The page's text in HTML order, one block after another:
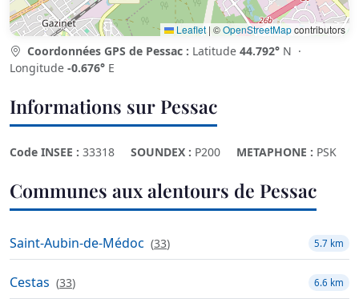
Leaflet | ©OpenStreetMapcontributors
Coordonnées GPS de Pessac : Latitude 44.792° N ·
Longitude -0.676° E
Informations sur Pessac
Code INSEE : 33318 SOUNDEX : P200 METAPHONE : PSK
Communes aux alentours de Pessac
Saint-Aubin-de-Médoc (33) 5.7 km
Cestas (33) 6.6 km